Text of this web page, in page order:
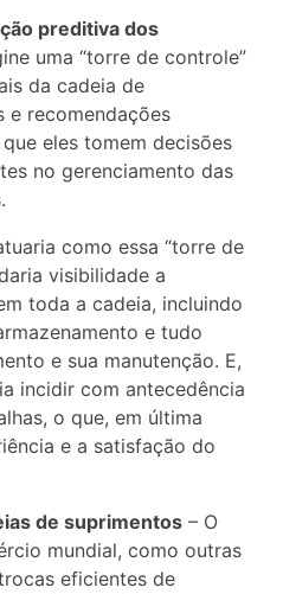
preditiva dos
uma “torre de controle”
da cadeia de
e recomendações
eles tomem decisões
no gerenciamento das
como essa “torre de
visibilidade a
toda a cadeia, incluindo
e tudo
e sua manutenção. E,
incidir com antecedência
o que, em última
e a satisfação do
de suprimentos – O
mundial, como outras
eficientes de